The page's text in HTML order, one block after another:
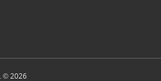
© 2026